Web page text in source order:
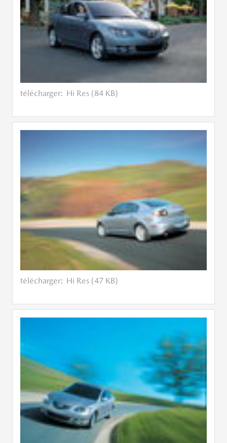
télécharger: Hi Res (84 KB)
télécharger: Hi Res (47 KB)